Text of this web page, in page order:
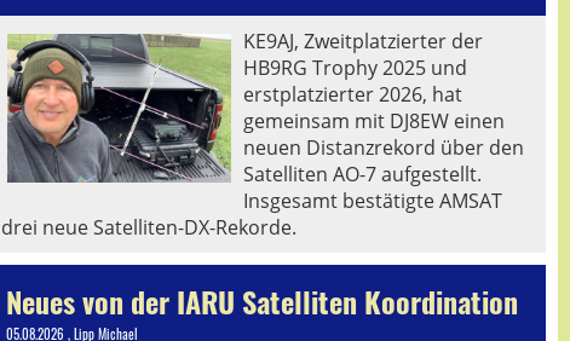
KE9AJ, Zweitplatzierter der
HB9RG Trophy 2025 und
erstplatzierter 2026, hat
gemeinsam mit DJ8EW einen
neuen Distanzrekord über den
Satelliten AO-7 aufgestellt.
Insgesamt bestätigte AMSAT
drei neue Satelliten-DX-Rekorde.
Neues von der IARU Satelliten Koordination
05.08.2026 , Lipp Michael